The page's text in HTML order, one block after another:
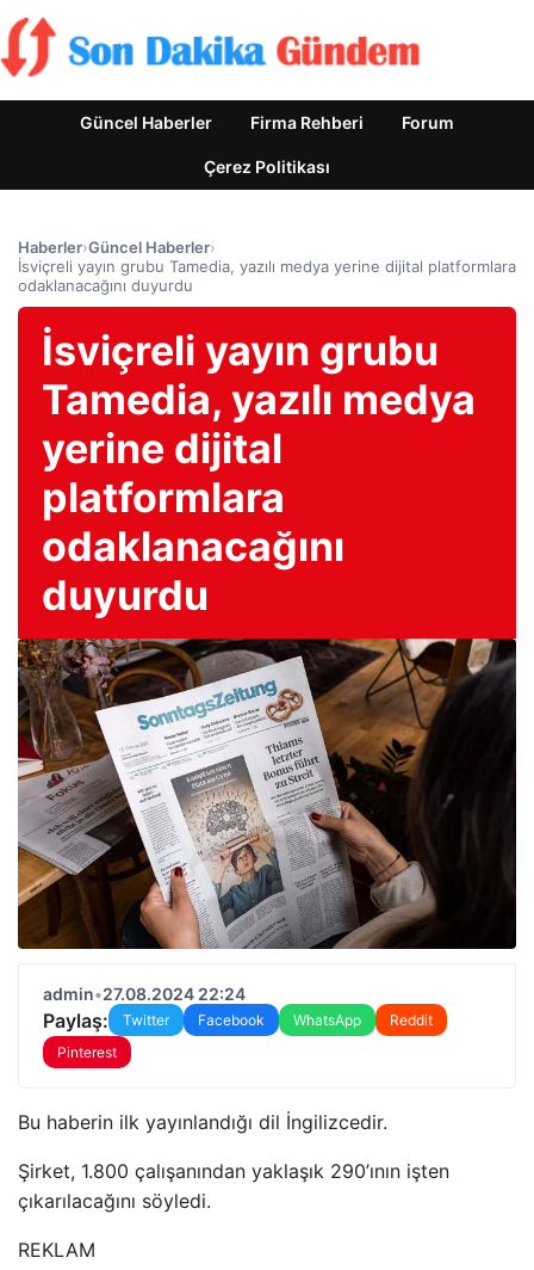
Güncel Haberler Firma Rehberi Forum
Çerez Politikası
Haberler›Güncel Haberler›
İsviçreli yayın grubu Tamedia, yazılı medya yerine dijital platformlara
odaklanacağını duyurdu
İsviçreli yayın grubu
Tamedia, yazılı medya
yerine dijital
platformlara
odaklanacağını
duyurdu
admin•27.08.2024 22:24
Paylaş: Twitter Facebook WhatsApp
Reddit
Pinterest
Bu haberin ilk yayınlandığı dil İngilizcedir.
Şirket, 1.800 çalışanından yaklaşık 290’ının işten
çıkarılacağını söyledi.
REKLAM